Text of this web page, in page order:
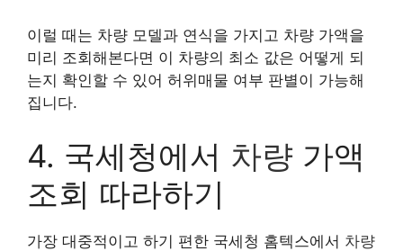
이럴 때는 차량 모델과 연식을 가지고 차량 가액을
미리 조회해본다면 이 차량의 최소 값은 어떻게 되
는지 확인할 수 있어 허위매물 여부 판별이 가능해
집니다.
4. 국세청에서 차량 가액
조회 따라하기
가장 대중적이고 하기 편한 국세청 홈텍스에서 차량